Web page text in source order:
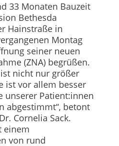
33 Monaten Bauzeit
Bethesda
Hainstraße in
Montag
seiner neuen
(ZNA) begrüßen.
nicht nur größer
ist vor allem besser
unserer Patient:innen
abgestimmt“, betont
Cornelia Sack.
einem
von rund